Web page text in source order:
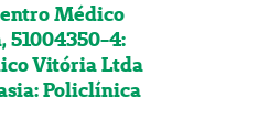
Médico
51004350-4:
Vitória Ltda
Policlínica